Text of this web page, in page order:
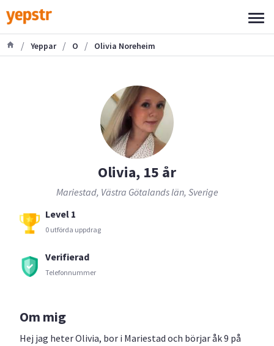
/ Yeppar / O / Olivia Noreheim
Olivia, 15 år
Mariestad, Västra Götalands län, Sverige
Level 1
0 utförda uppdrag
Verifierad
Telefonnummer
Om mig
Hej jag heter Olivia, bor i Mariestad och börjar åk 9 på